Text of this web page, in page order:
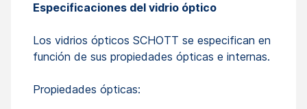
Especificaciones del vidrio óptico
Los vidrios ópticos SCHOTT se especifican en
función de sus propiedades ópticas e internas.
Propiedades ópticas: